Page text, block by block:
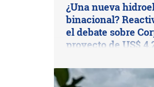
¿Una nueva
binacional?
el debate sobre
proyecto de US$